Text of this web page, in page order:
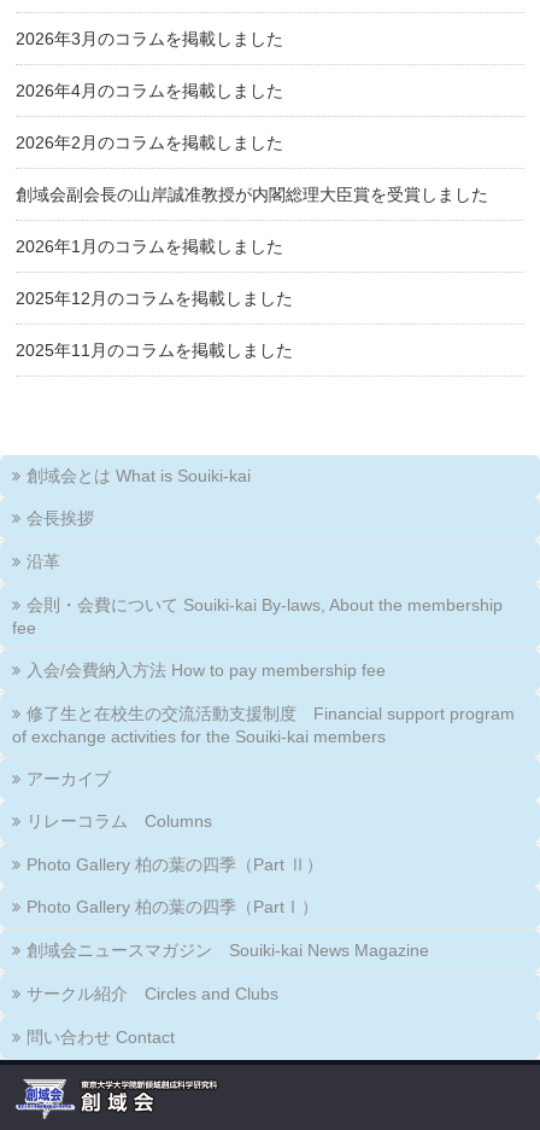
2026年3月のコラムを掲載しました
2026年4月のコラムを掲載しました
2026年2月のコラムを掲載しました
創域会副会長の山岸誠准教授が内閣総理大臣賞を受賞しました
2026年1月のコラムを掲載しました
2025年12月のコラムを掲載しました
2025年11月のコラムを掲載しました
創域会とは What is Souiki-kai
会長挨拶
沿革
会則・会費について Souiki-kai By-laws, About the membership
fee
入会/会費納入方法 How to pay membership fee
修了生と在校生の交流活動支援制度 Financial support program
of exchange activities for the Souiki-kai members
アーカイブ
リレーコラム Columns
Photo Gallery 柏の葉の四季（Part Ⅱ）
Photo Gallery 柏の葉の四季（PartⅠ）
創域会ニュースマガジン Souiki-kai News Magazine
サークル紹介 Circles and Clubs
問い合わせ Contact